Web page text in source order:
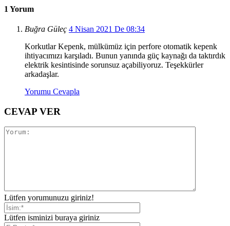
1 Yorum
Buğra Güleç 4 Nisan 2021 De 08:34
Korkutlar Kepenk, mülkümüz için perfore otomatik kepenk
ihtiyacımızı karşıladı. Bunun yanında güç kaynağı da taktırdık
elektrik kesintisinde sorunsuz açabiliyoruz. Teşekkürler
arkadaşlar.
Yorumu Cevapla
CEVAP VER
Lütfen yorumunuzu giriniz!
Lütfen isminizi buraya giriniz